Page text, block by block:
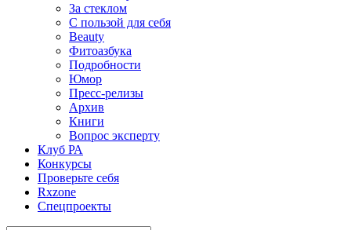
За стеклом
С пользой для себя
Beauty
Фитоазбука
Подробности
Юмор
Пресс-релизы
Архив
Книги
Вопрос эксперту
Клуб РА
Конкурсы
Проверьте себя
Rxzone
Спецпроекты